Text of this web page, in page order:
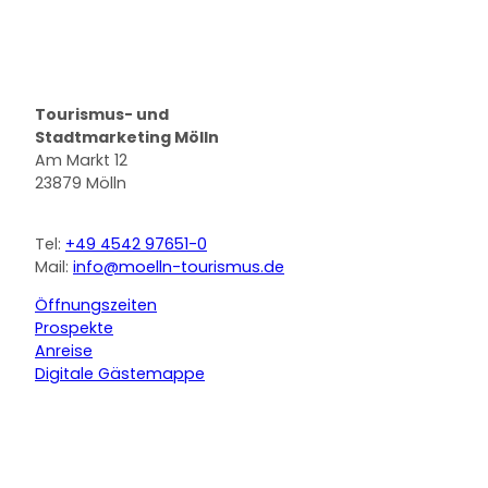
Tourismus- und
Stadtmarketing Mölln
Am Markt 12
23879 Mölln
Tel: +49 4542 97651-0
Mail: info@moelln-tourismus.de
Öffnungszeiten
Prospekte
Anreise
Digitale Gästemappe